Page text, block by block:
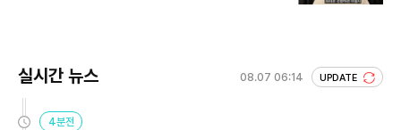
실시간 뉴스 08.07 06:14 UPDATE
4분전